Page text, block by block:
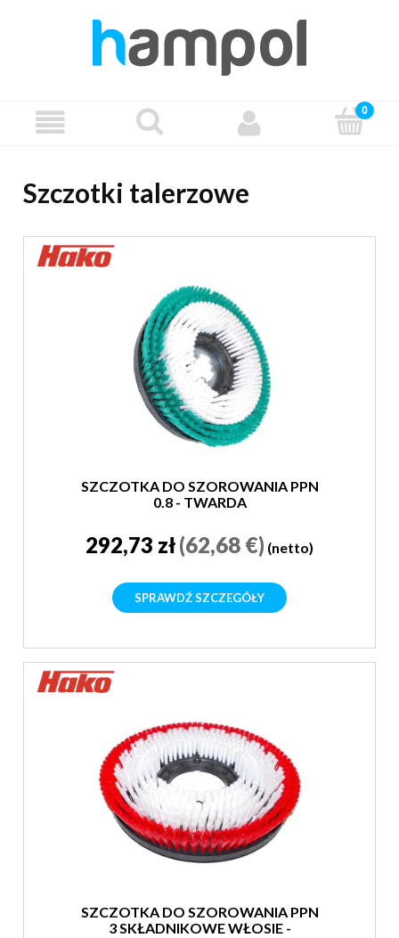
Szczotki talerzowe
SZCZOTKA DO SZOROWANIA PPN
0,8 - TWARDA
292,73 zł(62,68 €) (netto)
SPRAWDŹ SZCZEGÓŁY
SZCZOTKA DO SZOROWANIA PPN
3 SKŁADNIKOWE WŁOSIE -